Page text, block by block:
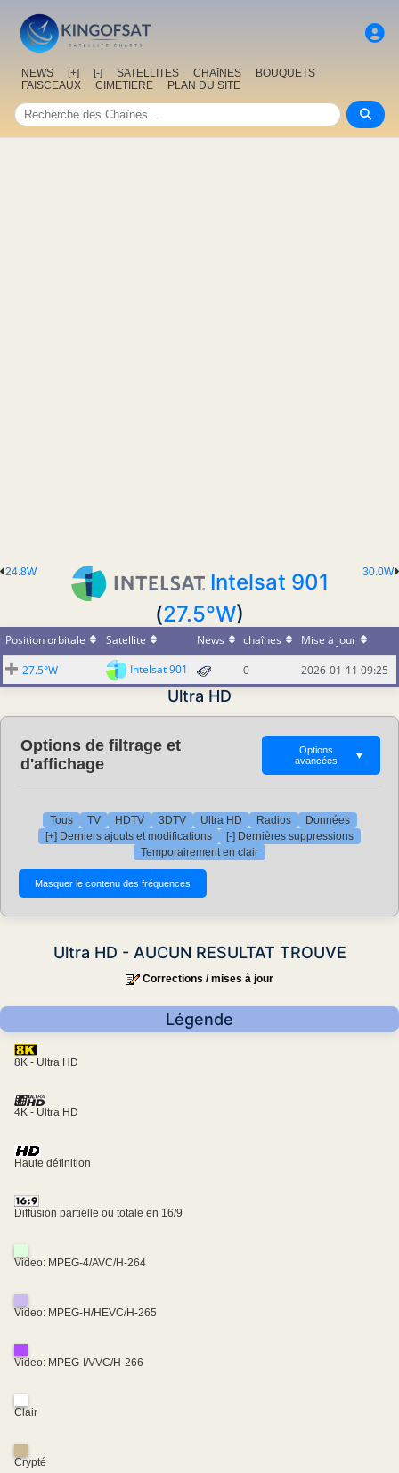
NEWS [+] [-] SATELLITES CHAîNES
BOUQUETS
FAISCEAUX
CIMETIERE PLAN DU SITE
30.0W
24.8W
Intelsat 901
(27.5°W)
Position orbitale Satellite News chaînes
Mise à jour
27.5°W
Intelsat 901 0 2026-01-11 09:25
Ultra HD
Options de filtrage et
d'affichage
Options
avancées
▼
Tous TV HDTV 3DTV Ultra HD Radios
Données
[+] Derniers ajouts et modifications
[-] Dernières suppressions
Temporairement en clair
Ultra HD - AUCUN RESULTAT TROUVE
Corrections / mises à jour
Légende
8K - Ultra HD
4K - Ultra HD
Haute définition
Diffusion partielle ou totale en 16/9
Video: MPEG-4/AVC/H-264
Video: MPEG-H/HEVC/H-265
Video: MPEG-I/VVC/H-266
Clair
Crypté